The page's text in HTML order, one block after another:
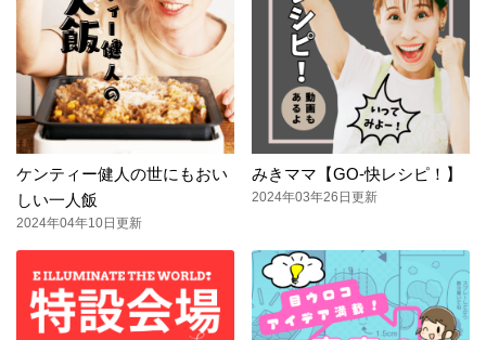
ケンティー健人の世にもおい
しい一人飯
2024年04年10日更新
みきママ【GO-快レシピ！】
2024年03年26日更新